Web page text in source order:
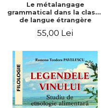
Le métalangage
grammatical dans la classe
de langue étrangère
55,00 Lei